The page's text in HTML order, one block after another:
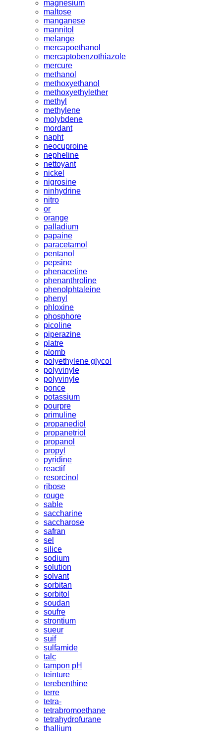
magnesium
maltose
manganese
mannitol
melange
mercapoethanol
mercaptobenzothiazole
mercure
methanol
methoxyethanol
methoxyethylether
methyl
methylene
molybdene
mordant
napht
neocuproine
nepheline
nettoyant
nickel
nigrosine
ninhydrine
nitro
or
orange
palladium
papaine
paracetamol
pentanol
pepsine
phenacetine
phenanthroline
phenolphtaleine
phenyl
phloxine
phosphore
picoline
piperazine
platre
plomb
polyethylene glycol
polyvinyle
polyvinyle
ponce
potassium
pourpre
primuline
propanediol
propanetriol
propanol
propyl
pyridine
reactif
resorcinol
ribose
rouge
sable
saccharine
saccharose
safran
sel
silice
sodium
solution
solvant
sorbitan
sorbitol
soudan
soufre
strontium
sueur
suif
sulfamide
talc
tampon pH
teinture
terebenthine
terre
tetra-
tetrabromoethane
tetrahydrofurane
thallium